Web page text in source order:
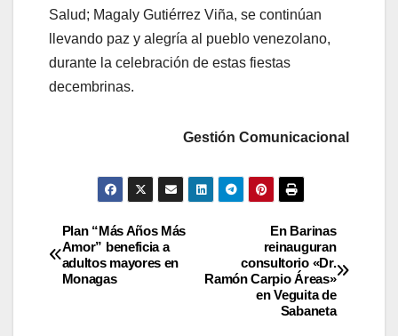
Salud; Magaly Gutiérrez Viña, se continúan
llevando paz y alegría al pueblo venezolano,
durante la celebración de estas fiestas
decembrinas.
Gestión Comunicacional
En Barinas
reinauguran
consultorio «Dr.
Ramón Carpio Áreas»
en Veguita de
Sabaneta
Plan “Más Años Más
Amor” beneficia a
adultos mayores en
Monagas